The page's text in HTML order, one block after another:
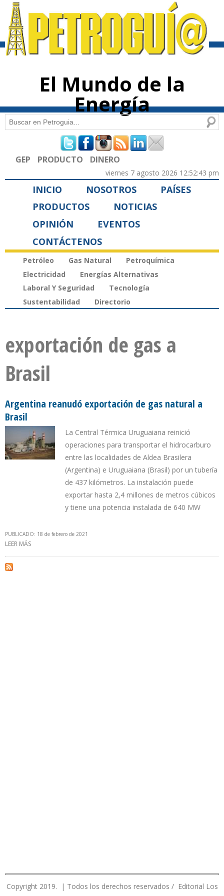
contenido
El Mundo de la
Energía
Formulario de búsqueda
Buscar
GEP PRODUCTO DINERO
viernes 7 agosto 2026 12:52:43 pm
INICIO NOSOTROS
PAÍSES
PRODUCTOS
NOTICIAS
OPINIÓN
EVENTOS
CONTÁCTENOS
Petróleo Gas Natural
Petroquímica
Electricidad
Energías Alternativas
Laboral Y Seguridad
Tecnología
Sustentabilidad
Directorio
exportación de gas a
Brasil
Argentina reanudó exportación de gas natural a
Brasil
La Central Térmica Uruguaiana reinició
operaciones para transportar el hidrocarburo
entre las localidades de Aldea Brasilera
(Argentina) e Uruguaiana (Brasil) por un tubería
de 437 kilómetros. La instalación puede
exportar hasta 2,4 millones de metros cúbicos
y tiene una potencia instalada de 640 MW
PUBLICADO: 18 de febrero de 2021
LEER MÁS
Copyright 2019. | Todos los derechos reservados / Editorial Los